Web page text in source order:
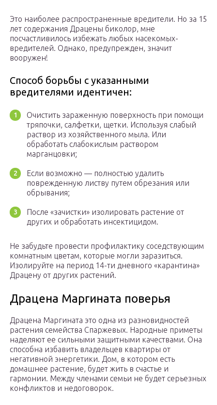
Это наиболее распространенные вредители. Но за 15
лет содержания Драцены биколор, мне
посчастливилось избежать любых насекомых-
вредителей. Однако, предупрежден, значит
вооружен!
Способ борьбы с указанными
вредителями идентичен:
Очистить зараженную поверхность при помощи
тряпочки, салфетки, щетки. Используя слабый
раствор из хозяйственного мыла. Или
обработать слабокислым раствором
марганцовки;
Если возможно — полностью удалить
поврежденную листву путем обрезания или
обрывания;
После «зачистки» изолировать растение от
других и обработать инсектицидом.
Не забудьте провести профилактику соседствующим
комнатным цветам, которые могли заразиться.
Изолируйте на период 14-ти дневного «карантина»
Драцену от других растений.
Драцена Маргината поверья
Драцена Маргината это одна из разновидностей
растения семейства Спаржевых. Народные приметы
наделяют ее сильными защитными качествами. Она
способна избавить владельцев квартиры от
негативной энергетики. Дом, в котором есть
домашнее растение, будет жить в счастье и
гармонии. Между членами семьи не будет серьезных
конфликтов и недоговорок.